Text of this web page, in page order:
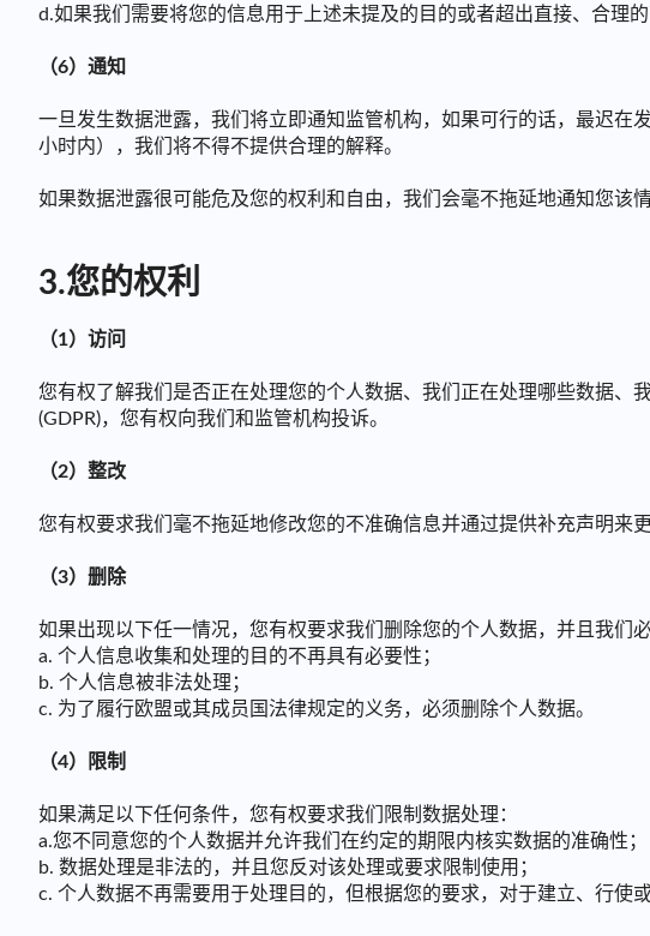
d.如果我们需要将您的信息用于上述未提及的目的或者超出直接、合理
（6）通知
一旦发生数据泄露，我们将立即通知监管机构，如果可行的话，最迟在
小时内），我们将不得不提供合理的解释。
如果数据泄露很可能危及您的权利和自由，我们会毫不拖延地通知您该情
3.您的权利
（1）访问
您有权了解我们是否正在处理您的个人数据、我们正在处理哪些数据、
(GDPR)，您有权向我们和监管机构投诉。
（2）整改
您有权要求我们毫不拖延地修改您的不准确信息并通过提供补充声明来
（3）删除
如果出现以下任一情况，您有权要求我们删除您的个人数据，并且我们
a. 个人信息收集和处理的目的不再具有必要性；
b. 个人信息被非法处理；
c. 为了履行欧盟或其成员国法律规定的义务，必须删除个人数据。
（4）限制
如果满足以下任何条件，您有权要求我们限制数据处理：
a.您不同意您的个人数据并允许我们在约定的期限内核实数据的准确性；
b. 数据处理是非法的，并且您反对该处理或要求限制使用；
c. 个人数据不再需要用于处理目的，但根据您的要求，对于建立、行使